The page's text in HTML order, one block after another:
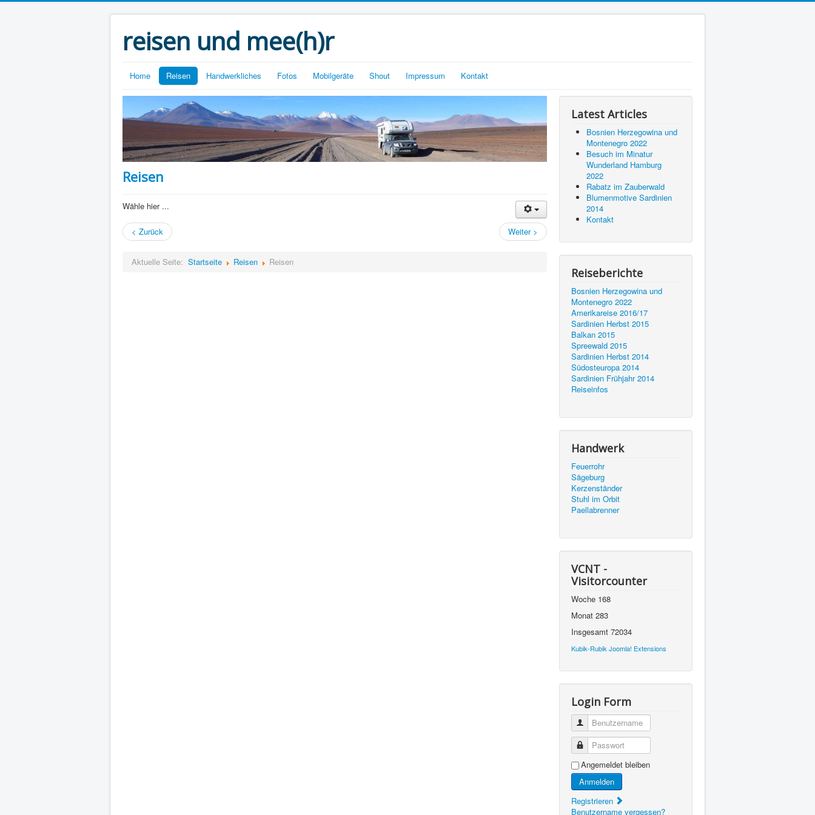
reisen und mee(h)r
Home Reisen Handwerkliches Fotos Mobilgeräte Shout Impressum Kontakt
Reisen
Wähle hier ...
< Zurück Weiter >
Aktuelle Seite: Startseite Reisen Reisen
Latest Articles
Bosnien Herzegowina und
Montenegro 2022
Besuch im Minatur
Wunderland Hamburg
2022
Rabatz im Zauberwald
Blumenmotive Sardinien
2014
Kontakt
Reiseberichte
Bosnien Herzegowina und
Montenegro 2022
Amerikareise 2016/17
Sardinien Herbst 2015
Balkan 2015
Spreewald 2015
Sardinien Herbst 2014
Südosteuropa 2014
Sardinien Frühjahr 2014
Reiseinfos
Handwerk
Feuerrohr
Sägeburg
Kerzenständer
Stuhl im Orbit
Paellabrenner
VCNT -
Visitorcounter
Woche 168
Monat 283
Insgesamt 72034
Kubik-Rubik Joomla! Extensions
Login Form
Benutzername
Passwort
Angemeldet bleiben
Anmelden
Registrieren
Benutzername vergessen?